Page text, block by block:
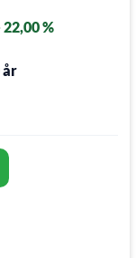
22,00 %
år